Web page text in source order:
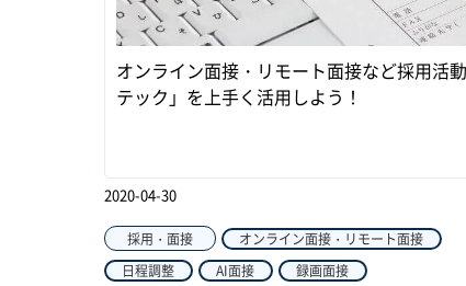
オンライン面接・リモート面接など採用活
テック」を上手く活用しよう！
2020-04-30
採用・面接
オンライン面接・リモート面接
日程調整
AI面接 録画面接